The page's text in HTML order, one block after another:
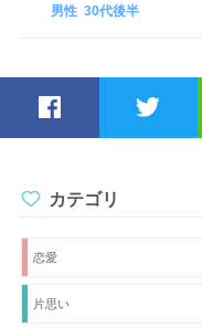
況が続くと、 どうし
男性 30代後半
カテゴリ
恋愛
片思い